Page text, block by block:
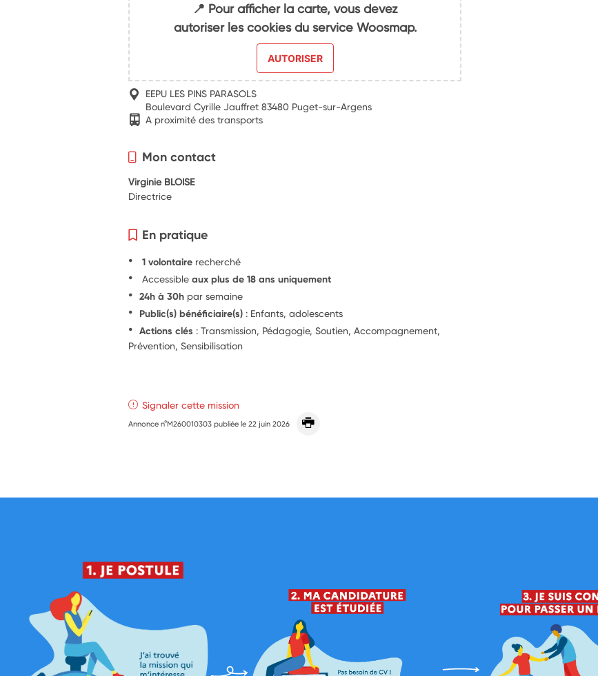
📍 Pour afficher la carte, vous devez
autoriser les cookies du service Woosmap.
AUTORISER
EEPU LES PINS PARASOLS
Boulevard Cyrille Jauffret 83480 Puget-sur-Argens
A proximité des transports
Mon contact
Virginie BLOISE
Directrice
En pratique
1 volontaire recherché
Accessibleaux plus de 18 ans uniquement
24h à 30h par semaine
Public(s) bénéficiaire(s) : Enfants, adolescents
Actions clés : Transmission, Pédagogie, Soutien, Accompagnement,
Prévention, Sensibilisation
Signaler cette mission
Annonce n°M260010303 publiée le22 juin 2026